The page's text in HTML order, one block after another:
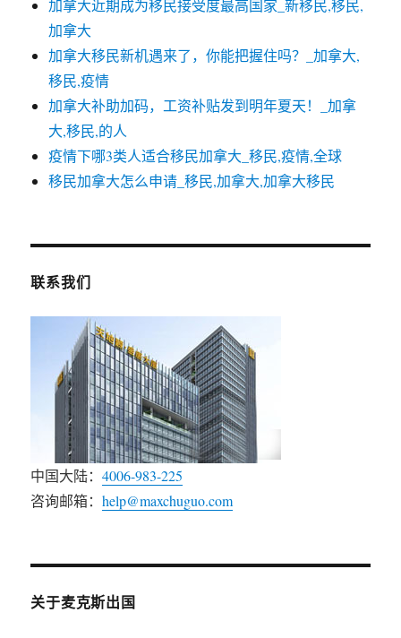
加拿大近期成为移民接受度最高国家_新移民,移民,
加拿大
加拿大移民新机遇来了，你能把握住吗？_加拿大,
移民,疫情
加拿大补助加码，工资补贴发到明年夏天！_加拿
大,移民,的人
疫情下哪3类人适合移民加拿大_移民,疫情,全球
移民加拿大怎么申请_移民,加拿大,加拿大移民
联系我们
中国大陆：4006-983-225
咨询邮箱：help@maxchuguo.com
关于麦克斯出国